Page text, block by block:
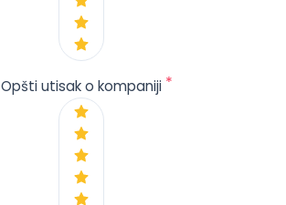
Opšti utisak o kompaniji *